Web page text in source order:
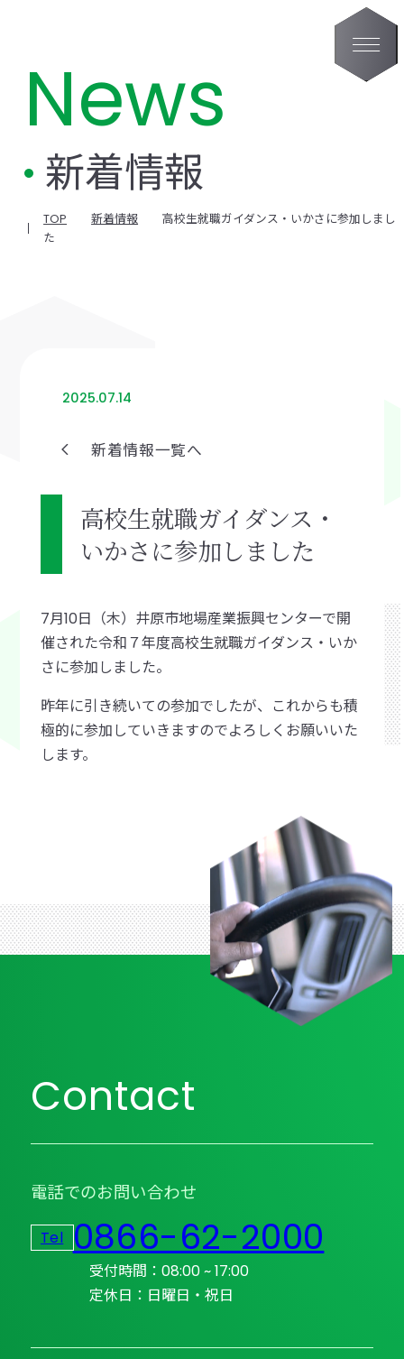
News
新着情報
TOP 新着情報
高校生就職ガイダンス・いかさに参加しまし
た
2025.07.14
新着情報一覧へ
高校生就職ガイダンス・
いかさに参加しました
7月10日（木）井原市地場産業振興センターで開
催された令和７年度高校生就職ガイダンス・いか
さに参加しました。
昨年に引き続いての参加でしたが、これからも積
極的に参加していきますのでよろしくお願いいた
します。
Contact
電話でのお問い合わせ
Tel 0866-62-2000
受付時間：08:00 ~ 17:00
定休日：日曜日・祝日